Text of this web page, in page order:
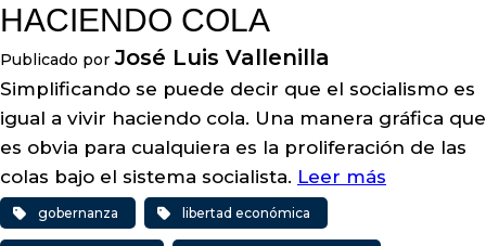
HACIENDO COLA
Publicado por José Luis Vallenilla
Simplificando se puede decir que el socialismo es
igual a vivir haciendo cola. Una manera gráfica que
es obvia para cualquiera es la proliferación de las
colas bajo el sistema socialista. Leer más
gobernanza libertad económica